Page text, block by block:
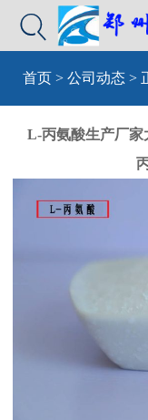

首页 > 公司动态 >
L-丙氨酸生产厂